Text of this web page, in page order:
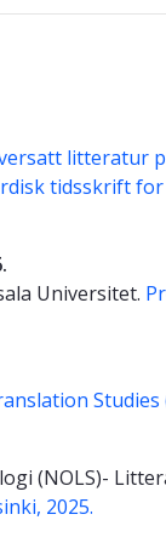
litteratur
tidsskrift
Universitet.
Studies
(NOLS)-
2025.